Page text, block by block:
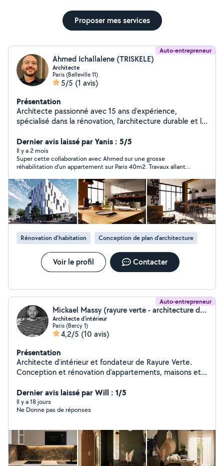
Proposer mes services
Auto-entrepreneur
Ahmed Ichallalene (TRISKELE)
Architecte
Paris (Belleville 11)
5/5 (1 avis)
Présentation
Architecte passionné avec 15 ans d'expérience,
spécialisé dans la rénovation, l'architecture durable et le
en espaces uniques et fonctionnels.
Dernier avis laissé par Yanis : 5/5
Il y a 2 mois
Super cette collaboration avec Ahmed sur une grosse
réhabilitation d’un appartement sur Paris 40m2. Travaux allant
décoration . Ahmed est passé plusieurs fois sur site pour voir
l’avancement et reprendre le sous traitant sur les non
conformité Super travail je recommande vraiment
Rénovation d'habitation Conception de plan d'architecture
Voir le profil Contacter
Auto-entrepreneur
Mickael Massy (rayure verte - architecture d’intérieur)
Architecte d'intérieur
Paris (Bercy 1)
4,2/5 (10 avis)
Présentation
Architecte d'intérieur et fondateur de Rayure Verte.
Conception et rénovation d'appartements, maisons et
conception jusqu'au suivi des travaux : optimisation des
espaces conception de cuisine et salle de bain plans 2D
et modélisation 3D choix matériaux et mobilier dossiers
mesure avec attention portée à l'esthétique, la
faisabilité technique et au budget du projet. Découvrez
l'univers Rayure Verte sur Instagram: rayure_verte
Dernier avis laissé par Will : 1/5
Il y a 18 jours
Ne Donne pas de réponses